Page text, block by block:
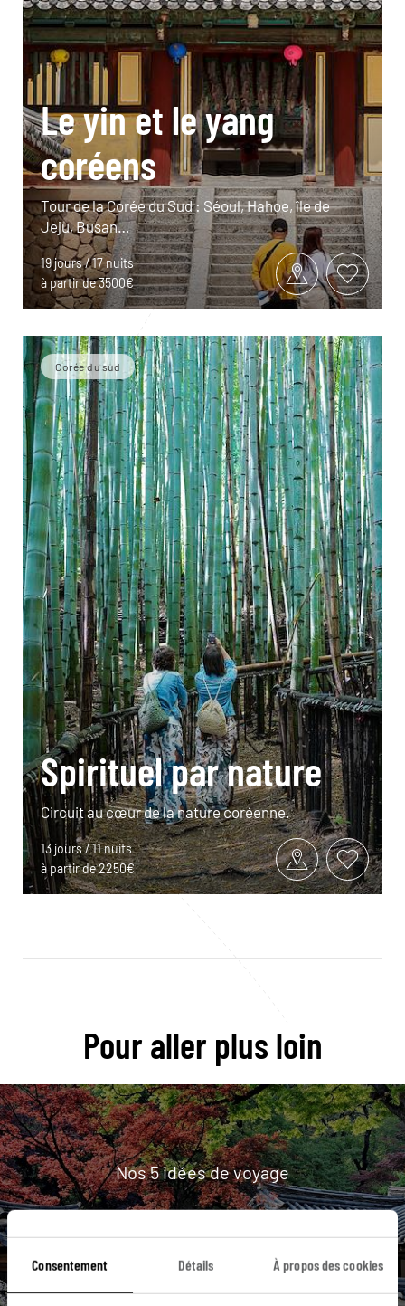
Consentement Détails À propos des cookies
Le yin et le yang
coréens
Tour de la Corée du Sud : Séoul, Hahoe, île de
Jeju, Busan…
19 jours / 17 nuits
à partir de 3500€
Corée du sud
Spirituel par nature
Circuit au cœur de la nature coréenne.
13 jours / 11 nuits
à partir de 2250€
Pour aller plus loin
Nos 5 idées de voyage
Corée du sud